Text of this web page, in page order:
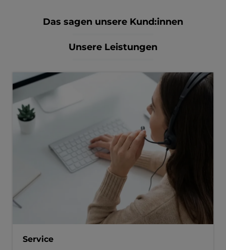
Das sagen unsere Kund:innen
Unsere Leistungen
Service